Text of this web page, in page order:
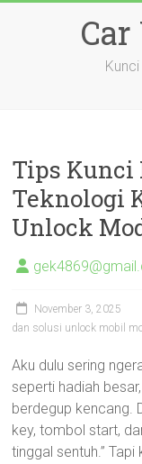
Tips Kunci
Teknologi
Unlock
November 3, 2025
dan solusi unlock mobil
Aku dulu sering
seperti hadiah
berdegup kencang.
key, tombol start,
tinggal sentuh.”